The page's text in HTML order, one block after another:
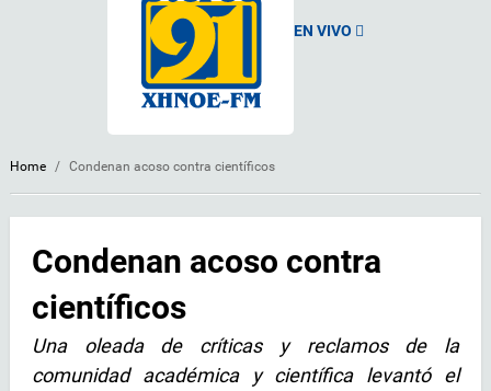
EN VIVO
Home / Condenan acoso contra científicos
Condenan acoso contra
científicos
Una oleada de críticas y reclamos de la
comunidad académica y científica levantó el